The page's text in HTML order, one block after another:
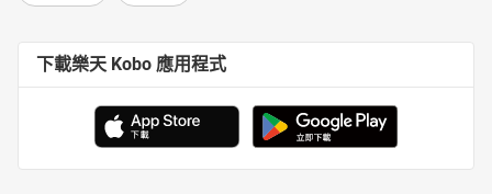
下載樂天 Kobo 應用程式